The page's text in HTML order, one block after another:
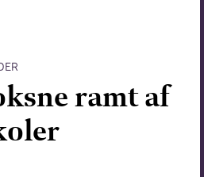
ramt af